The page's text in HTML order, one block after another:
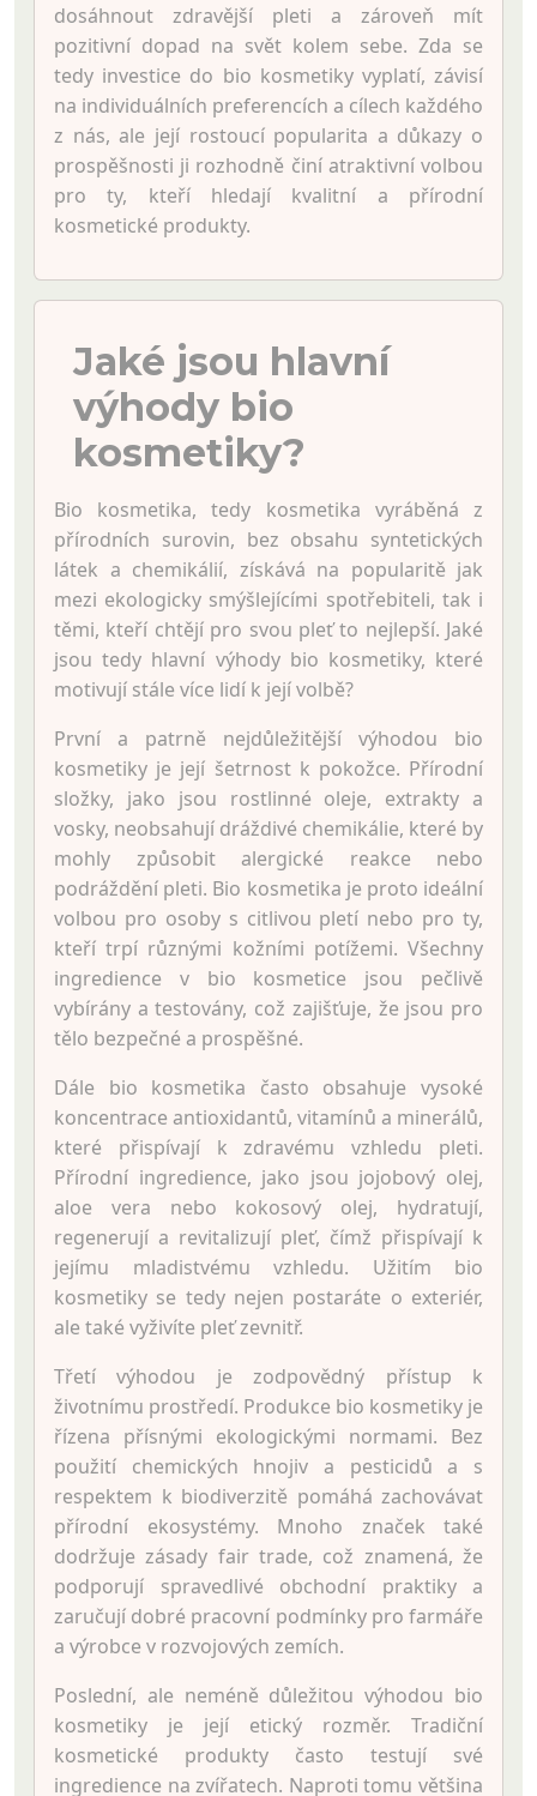
dosáhnout zdravější pleti a zároveň mít
pozitivní dopad na svět kolem sebe. Zda se
tedy investice do bio kosmetiky vyplatí, závisí
na individuálních preferencích a cílech každého
z nás, ale její rostoucí popularita a důkazy o
prospěšnosti ji rozhodně činí atraktivní volbou
pro ty, kteří hledají kvalitní a přírodní
kosmetické produkty.
Jaké jsou hlavní
výhody bio
kosmetiky?
Bio kosmetika, tedy kosmetika vyráběná z
přírodních surovin, bez obsahu syntetických
látek a chemikálií, získává na popularitě jak
mezi ekologicky smýšlejícími spotřebiteli, tak i
těmi, kteří chtějí pro svou pleť to nejlepší. Jaké
jsou tedy hlavní výhody bio kosmetiky, které
motivují stále více lidí k její volbě?
První a patrně nejdůležitější výhodou bio
kosmetiky je její šetrnost k pokožce. Přírodní
složky, jako jsou rostlinné oleje, extrakty a
vosky, neobsahují dráždivé chemikálie, které by
mohly způsobit alergické reakce nebo
podráždění pleti. Bio kosmetika je proto ideální
volbou pro osoby s citlivou pletí nebo pro ty,
kteří trpí různými kožními potížemi. Všechny
ingredience v bio kosmetice jsou pečlivě
vybírány a testovány, což zajišťuje, že jsou pro
tělo bezpečné a prospěšné.
Dále bio kosmetika často obsahuje vysoké
koncentrace antioxidantů, vitamínů a minerálů,
které přispívají k zdravému vzhledu pleti.
Přírodní ingredience, jako jsou jojobový olej,
aloe vera nebo kokosový olej, hydratují,
regenerují a revitalizují pleť, čímž přispívají k
jejímu mladistvému vzhledu. Užitím bio
kosmetiky se tedy nejen postaráte o exteriér,
ale také vyživíte pleť zevnitř.
Třetí výhodou je zodpovědný přístup k
životnímu prostředí. Produkce bio kosmetiky je
řízena přísnými ekologickými normami. Bez
použití chemických hnojiv a pesticidů a s
respektem k biodiverzitě pomáhá zachovávat
přírodní ekosystémy. Mnoho značek také
dodržuje zásady fair trade, což znamená, že
podporují spravedlivé obchodní praktiky a
zaručují dobré pracovní podmínky pro farmáře
a výrobce v rozvojových zemích.
Poslední, ale neméně důležitou výhodou bio
kosmetiky je její etický rozměr. Tradiční
kosmetické produkty často testují své
ingredience na zvířatech. Naproti tomu většina